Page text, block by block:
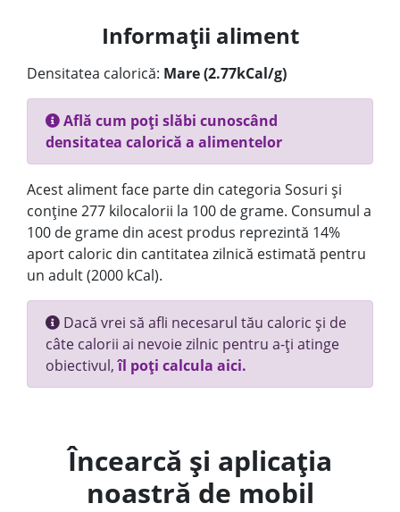
Informații aliment
Densitatea calorică: Mare (2.77kCal/g)
Află cum poți slăbi cunoscând
densitatea calorică a alimentelor
Acest aliment face parte din categoria Sosuri și
conține 277 kilocalorii la 100 de grame. Consumul a
100 de grame din acest produs reprezintă 14%
aport caloric din cantitatea zilnică estimată pentru
un adult (2000 kCal).
Dacă vrei să afli necesarul tău caloric și de
câte calorii ai nevoie zilnic pentru a-ți atinge
obiectivul,îl poți calcula aici.
Încearcă și aplicația
noastră de mobil